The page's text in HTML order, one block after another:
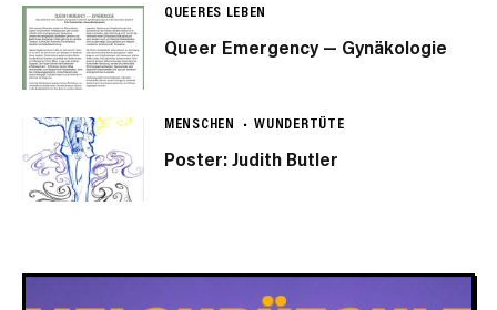
QUEERES LEBEN
Queer Emergency — Gynäkologie
MENSCHEN WUNDERTÜTE
Poster: Judith Butler